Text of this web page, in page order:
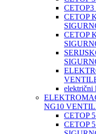
CETOP
CETOP
električni
NG10
CETOP
CETOP